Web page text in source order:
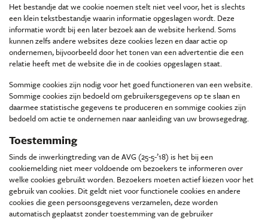
Het bestandje dat we cookie noemen stelt niet veel voor, het is slechts
een klein tekstbestandje waarin informatie opgeslagen wordt. Deze
informatie wordt bij een later bezoek aan de website herkend. Soms
kunnen zelfs andere websites deze cookies lezen en daar actie op
ondernemen, bijvoorbeeld door het tonen van een advertentie die een
relatie heeft met de website die in de cookies opgeslagen staat.
Sommige cookies zijn nodig voor het goed functioneren van een website.
Sommige cookies zijn bedoeld om gebruikersgegevens op te slaan en
daarmee statistische gegevens te produceren en sommige cookies zijn
bedoeld om actie te ondernemen naar aanleiding van uw browsegedrag.
Toestemming
Sinds de inwerkingtreding van de AVG (25-5-’18) is het bij een
cookiemelding niet meer voldoende om bezoekers te informeren over
welke cookies gebruikt worden. Bezoekers moeten actief kiezen voor het
gebruik van cookies. Dit geldt niet voor functionele cookies en andere
cookies die geen persoonsgegevens verzamelen, deze worden
automatisch geplaatst zonder toestemming van de gebruiker